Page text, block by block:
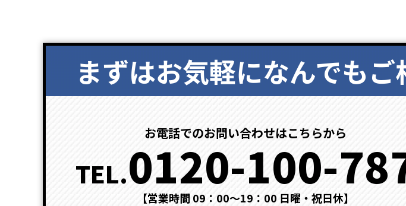
まずはお気軽になんでもご
お電話でのお問い合わせはこちらから
TEL.0120-100-
【営業時間 09：00～19：00 日曜・祝日休】